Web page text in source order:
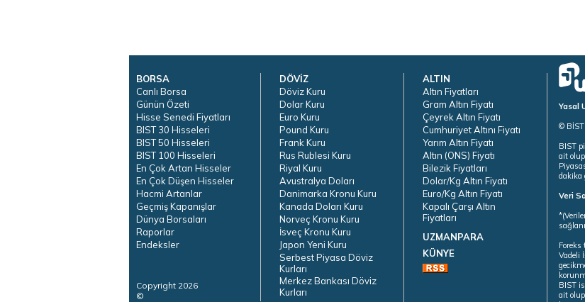
BORSA
Canlı Borsa
Günün Özeti
Hisse Senedi Fiyatları
BIST 30 Hisseleri
BIST 50 Hisseleri
BIST 100 Hisseleri
En Çok Artan Hisseler
En Çok Düşen Hisseler
Hacmi Artanlar
Geçmiş Kapanışlar
Dünya Borsaları
Raporlar
Endeksler
Copyright 2026
©
DÖVİZ
Döviz Kuru
Dolar Kuru
Euro Kuru
Pound Kuru
Frank Kuru
Rus Rublesi Kuru
Riyal Kuru
Avustralya Doları
Danimarka Kronu Kuru
Kanada Doları Kuru
Norveç Kronu Kuru
İsveç Kronu Kuru
Japon Yeni Kuru
Serbest Piyasa Döviz
Kurları
Merkez Bankası Döviz
Kurları
ALTIN
Altın Fiyatları
Gram Altın Fiyatı
Çeyrek Altın Fiyatı
Cumhuriyet Altını Fiyatı
Yarım Altın Fiyatı
Altın (ONS) Fiyatı
Bilezik Fiyatları
Dolar/Kg Altın Fiyatı
Euro/Kg Altın Fiyatı
Kapalı Çarşı Altın
Fiyatları
UZMANPARA
KÜNYE
Yasal
© BİST
BIST
ait
dakika
Veri
Foreks
Vadeli
BIST
ait